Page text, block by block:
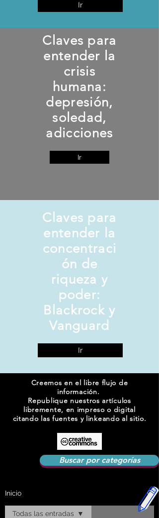
Ir
Claves para
entender la
crisis
humana:
depresión,
soledad,
adicciones
Ir
Claves para
entender la
concentraci
ón de
riqueza y
poder:
Blackrock y
Vanguard
Ir
Creemos en el libre flujo de
información.
Republique nuestros artículos
libremente, en impreso o digital
citando las fuentes y linkeando al sitio.
Buscar por categorías
Inicio
Todas las entradas